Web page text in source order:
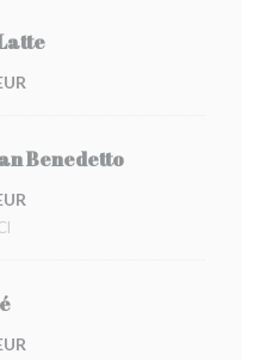
Benedetto